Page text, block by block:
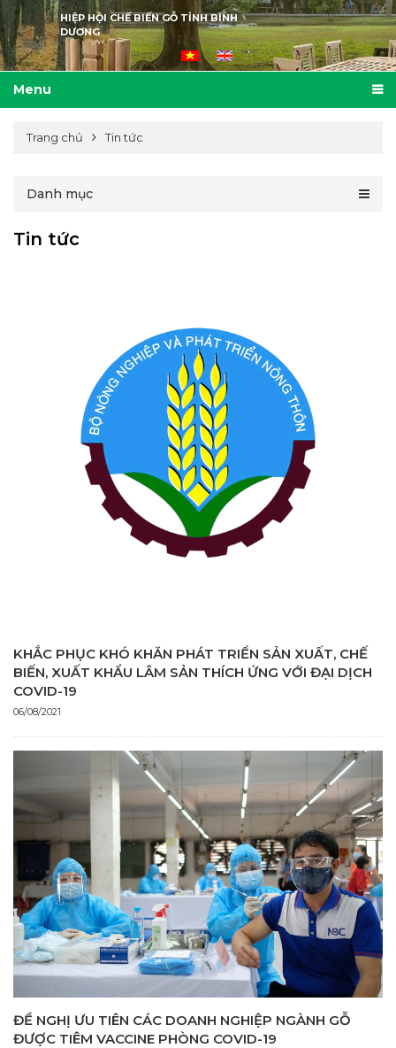
HIỆP HỘI CHẾ BIẾN GỖ TỈNH BÌNH
DƯƠNG
Menu
Trang chủ Tin tức
Danh mục
Tin tức
KHẮC PHỤC KHÓ KHĂN PHÁT TRIỂN SẢN XUẤT, CHẾ
BIẾN, XUẤT KHẨU LÂM SẢN THÍCH ỨNG VỚI ĐẠI DỊCH
COVID-19
06/08/2021
ĐỀ NGHỊ ƯU TIÊN CÁC DOANH NGHIỆP NGÀNH GỖ
ĐƯỢC TIÊM VACCINE PHÒNG COVID-19